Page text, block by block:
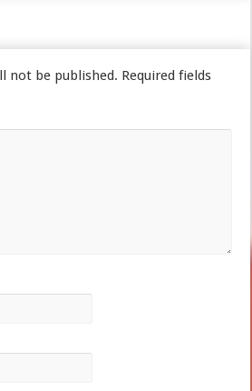
not be published. Required fields